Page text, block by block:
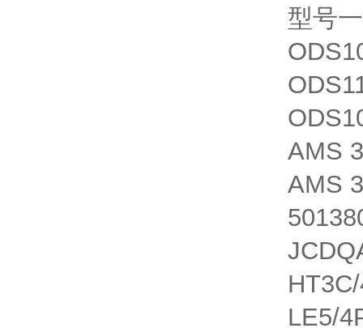
型号
AMS
AMS
LE5/